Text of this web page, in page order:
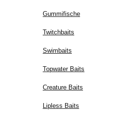
Gummifische
Twitchbaits
Swimbaits
Topwater Baits
Creature Baits
Lipless Baits